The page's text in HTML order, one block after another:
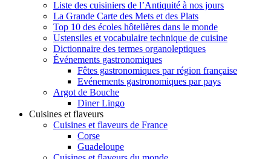
Liste des cuisiniers de l’Antiquité à nos jours
La Grande Carte des Mets et des Plats
Top 10 des écoles hôtelières dans le monde
Ustensiles et vocabulaire technique de cuisine
Dictionnaire des termes organoleptiques
Événements gastronomiques
Fêtes gastronomiques par région française
Evénements gastronomiques par pays
Argot de Bouche
Diner Lingo
Cuisines et flaveurs
Cuisines et flaveurs de France
Corse
Guadeloupe